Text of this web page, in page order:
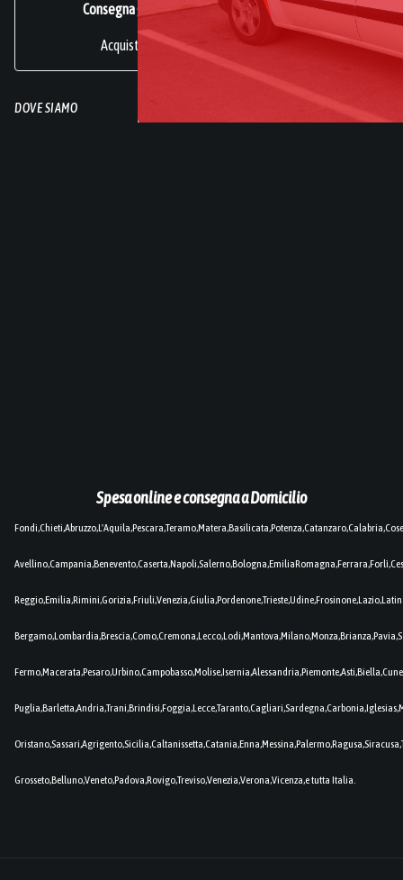
Consegna gratuita per acquisti superiori a 49€.
Acquisti sicuri online di frutta e verdura.
DOVE SIAMO
Spesa online e consegna a Domicilio
Grosseto,Belluno,Veneto,Padova,Rovigo,Treviso,Venezia,Verona,Vicenza,e tutta Italia.